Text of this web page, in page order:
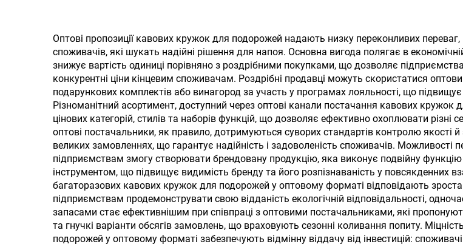
тумблер з
герметичною
кришкою, соломкою та
ручкою для подорожі
сталі, вакуумний
термос з
індивідуальним
логотипом
з
Оптові пропозиції кавових кружок для подорожей надають низку переконливих
споживачів, які шукать надійні рішення для напоя. Основна вигода полягає в
знижує вартість одиниці порівняно з роздрібними покупками, що дозволяє
конкурентні ціни кінцевим споживачам. Роздрібні продавці можуть скористатися
подарункових комплектів або винагород за участь у програмах лояльності, що підвищує
Різноманітний асортимент, доступний через оптові канали постачання кавових
цінових категорій, стилів та наборів функцій, що дозволяє ефективно охоплювати
оптові постачальники, як правило, дотримуються суворих стандартів контролю якості й
великих замовленнях, що гарантує надійність і задоволеність споживачів. Можливості
підприємствам змогу створювати брендовану продукцію, яка виконує подвійну
інструментом, що підвищує видимість бренду та його розпізнаваність у повсякденних
багаторазових кавових кружок для подорожей у оптовому форматі відповідають
підприємствам продемонструвати свою відданість екологічній відповідальності,
запасами стає ефективнішим при співпраці з оптовими постачальниками, які
та гнучкі варіанти обсягів замовлень, що враховують сезонні коливання попиту.
подорожей у оптовому форматі забезпечують відмінну віддачу від інвестицій: